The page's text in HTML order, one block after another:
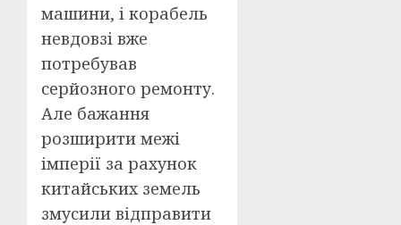
машини, і корабель
невдовзі вже
потребував
серйозного ремонту.
Але бажання
розширити межі
імперії за рахунок
китайських земель
змусили відправити